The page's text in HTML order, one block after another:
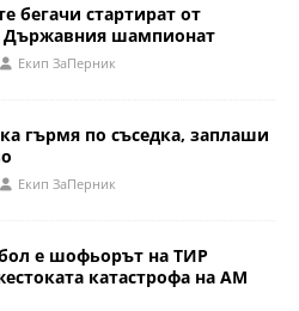
бегачи стартират от
Държавния шампионат
Eкип ЗаПерник
гърмя по съседка, заплаши
Eкип ЗаПерник
е шофьорът на ТИР
катастрофа на АМ